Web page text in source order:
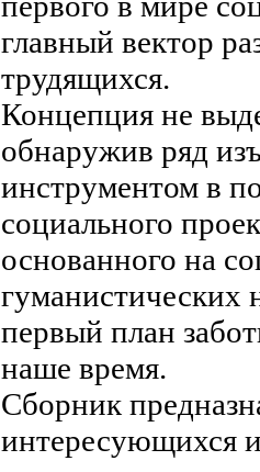
главный вектор
трудящихся.
Концепция не
обнаружив ряд
инструментом в
социального
основанного на
гуманистических
первый план
наше время.
Сборник
интересующихся